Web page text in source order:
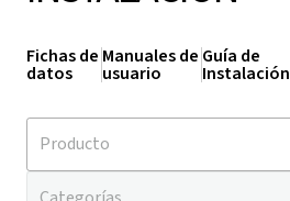
Fichas de
datos
Manuales de
usuario
Guía de
Instalación